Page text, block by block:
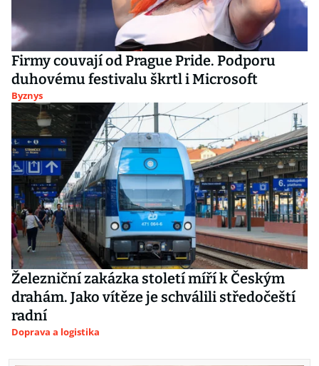
Firmy couvají od Prague Pride. Podporu
duhovému festivalu škrtl i Microsoft
Byznys
Železniční zakázka století míří k Českým
drahám. Jako vítěze je schválili středočeští
radní
Doprava a logistika